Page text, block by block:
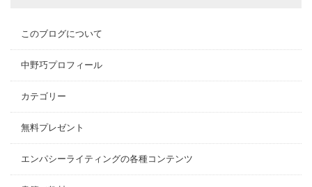
このブログについて
中野巧プロフィール
カテゴリー
無料プレゼント
エンパシーライティングの各種コンテンツ